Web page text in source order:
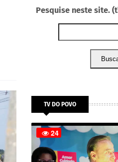
Pesquise neste site.
TV DO POVO